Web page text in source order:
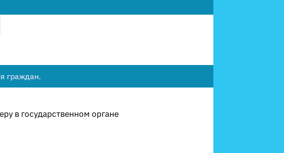
граждан.
в государственном органе